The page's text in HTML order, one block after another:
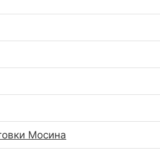
Мосина